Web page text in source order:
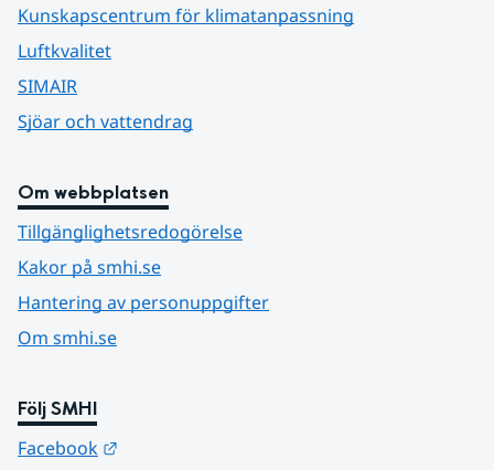
Kunskapscentrum för klimatanpassning
Luftkvalitet
SIMAIR
Sjöar och vattendrag
Om webbplatsen
Tillgänglighetsredogörelse
Kakor på smhi.se
Hantering av personuppgifter
Om smhi.se
Följ SMHI
Facebook